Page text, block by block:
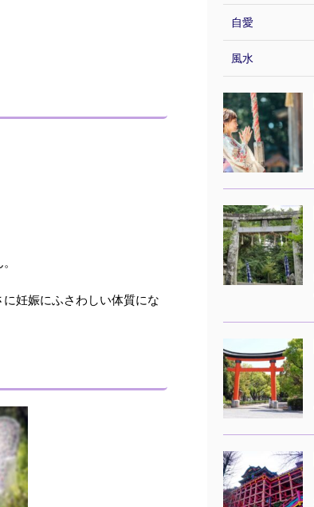
に妊娠にふさわしい体質にな
自愛
風水